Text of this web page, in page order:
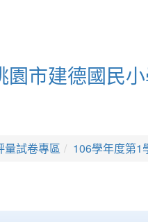
市建德國民
量試卷專區 106學年度第1